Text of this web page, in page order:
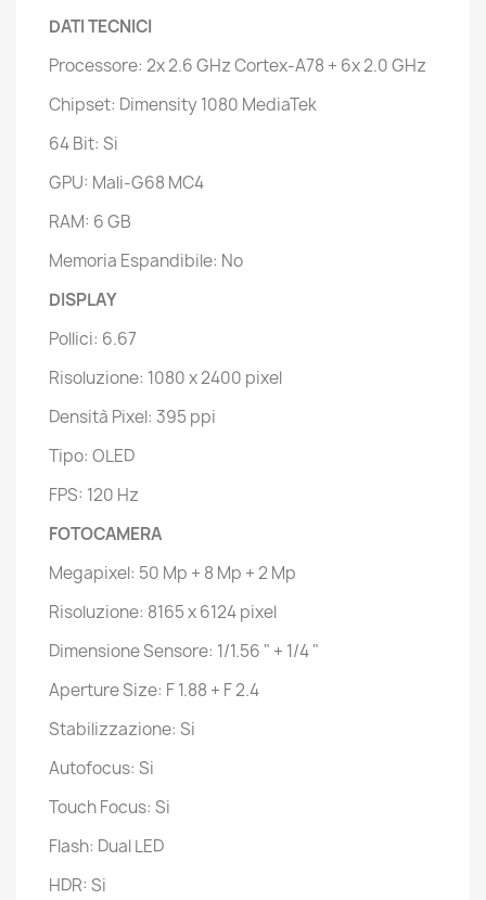
DATI TECNICI
Processore: 2x 2.6 GHz Cortex-A78 + 6x 2.0 GHz
Chipset: Dimensity 1080 MediaTek
64 Bit: Si
GPU: Mali-G68 MC4
RAM: 6 GB
Memoria Espandibile: No
DISPLAY
Pollici: 6.67
Risoluzione: 1080 x 2400 pixel
Densità Pixel: 395 ppi
Tipo: OLED
FPS: 120 Hz
FOTOCAMERA
Megapixel: 50 Mp + 8 Mp + 2 Mp
Risoluzione: 8165 x 6124 pixel
Dimensione Sensore: 1/1.56 " + 1/4 "
Aperture Size: F 1.88 + F 2.4
Stabilizzazione: Si
Autofocus: Si
Touch Focus: Si
Flash: Dual LED
HDR: Si